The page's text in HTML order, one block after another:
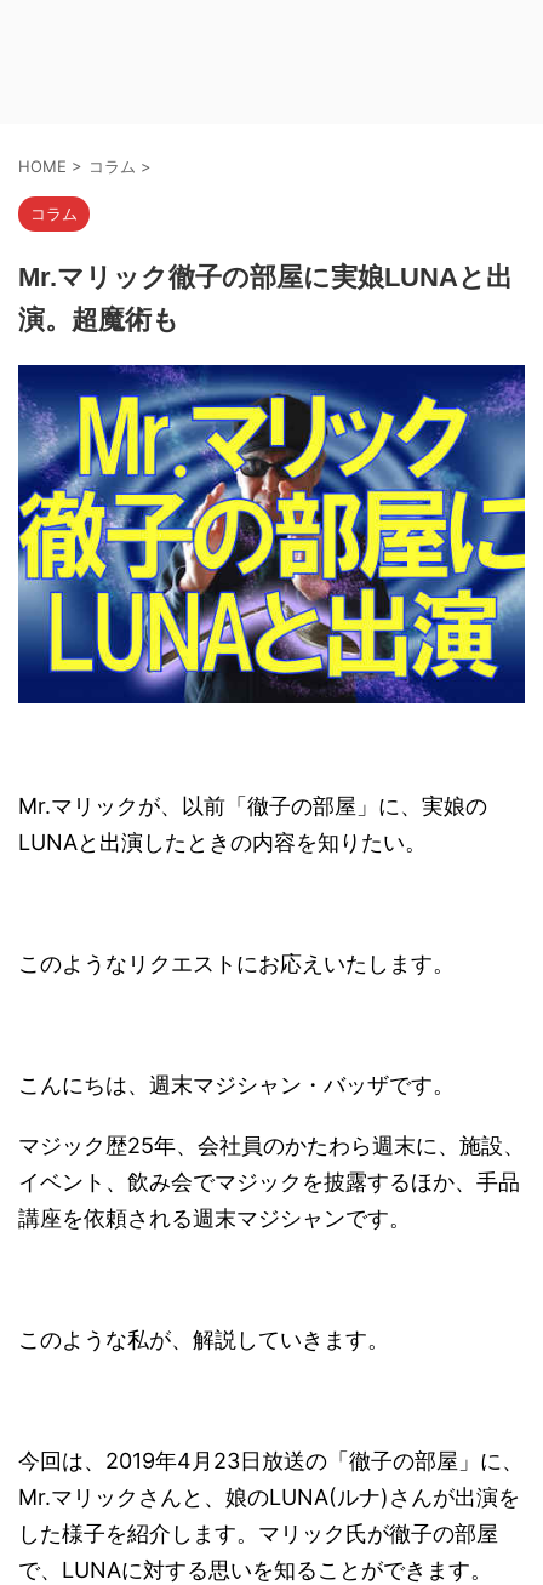
HOME > コラム >
コラム
Mr.マリック徹子の部屋に実娘LUNAと出
演。超魔術も
Mr.マリックが、以前「徹子の部屋」に、実娘の
LUNAと出演したときの内容を知りたい。
このようなリクエストにお応えいたします。
こんにちは、週末マジシャン・バッザです。
マジック歴25年、会社員のかたわら週末に、施設、
イベント、飲み会でマジックを披露するほか、手品
講座を依頼される週末マジシャンです。
このような私が、解説していきます。
今回は、2019年4月23日放送の「徹子の部屋」に、
Mr.マリックさんと、娘のLUNA(ルナ)さんが出演を
した様子を紹介します。マリック氏が徹子の部屋
で、LUNAに対する思いを知ることができます。